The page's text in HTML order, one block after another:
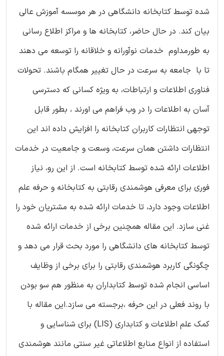
شده توسط کتابخانه دانشگاهی در هر موسسه آموزش عالی
بیان کند. در حال حاضر، کتابخانه ها و مراکز اطلاع رسانی
به طورمداوم خدمات نوآورانه و خلاقانه را توسعه می دهند
تا با جامعه به سرعت در حال تغییر همگام باشند. تحولات
فناوری اطلاعات و ارتباطات، به ویژه کسانی که دسترسی
آسان به اطلاعات را در وب فراهم می اورند ، بطور قابل
توجهی انتظارات کاربران کتابخانه را افزایش داده اند این
انتظارات داشتن همان سرعت، وسعت و جامعیت در خدمات
اطلاعات ارائه شده توسط کتابخانه است. از این رو، نیاز
فوری برای معرفی هوشمندی رقابتی به کتابخانه و حرفه علم
اطلاعات وجود دارد، تا خدمات ارائه شده به مشتریان خود را
غنی سازد. این مقاله همچنین برخی از خدمات ارائه شده
توسط کتابخانه های دانشگاهی را مورد بحث قرار می دهد و
چگونگی کاربرد هوشمندی رقابتی را برای برخی از وظایف
اساسی انجام شده توسط کتابداران به منظور هم سو بودن
با روند فعلی در این حرفه ،برجسته می سازد.این مقاله با
کمک علم اطلاعات و کتابداری (LIS) برای شناسایی و
استفاده از انواع منابع اطلاعاتی غیر سنتی مانند هوشمندی